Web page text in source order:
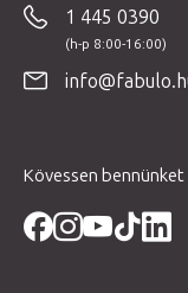
1 445 0390
Kövessen bennünket